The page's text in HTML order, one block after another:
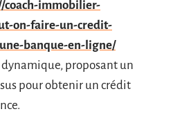
coach-immobilier-
on-faire-un-credit-
banque-en-ligne/
proposant un
pour obtenir un crédit